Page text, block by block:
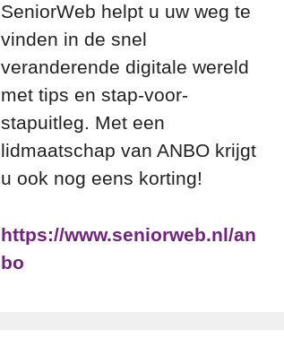
SeniorWeb helpt u uw weg te
vinden in de snel
veranderende digitale wereld
met tips en stap-voor-
stapuitleg. Met een
lidmaatschap van ANBO krijgt
u ook nog eens korting!
https://www.seniorweb.nl/an
bo